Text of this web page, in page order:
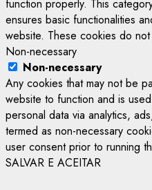
function properly. This
ensures basic functionalities
website. These cookies do
Non-necessary
Non-necessary
Any cookies that may not be
website to function and is
personal data via analytics,
termed as non-necessary
user consent prior to running
SALVAR E ACEITAR